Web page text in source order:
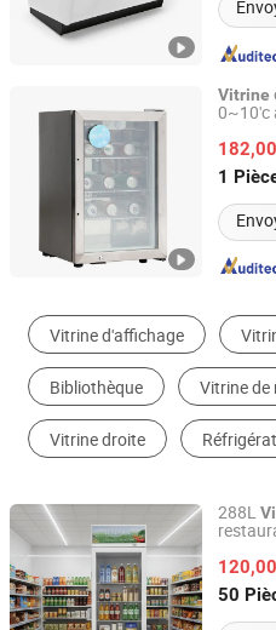
Vitrine
0~10'c
1
Hangzhou Ruiqi Technology
Zhejiang, China
Congélateur & Réfrigérateur Commercial
Afficheur Publicitaire
Armoires de Cuisine
288L
50
Yuyao Shangling Electrical
Zhejiang, China